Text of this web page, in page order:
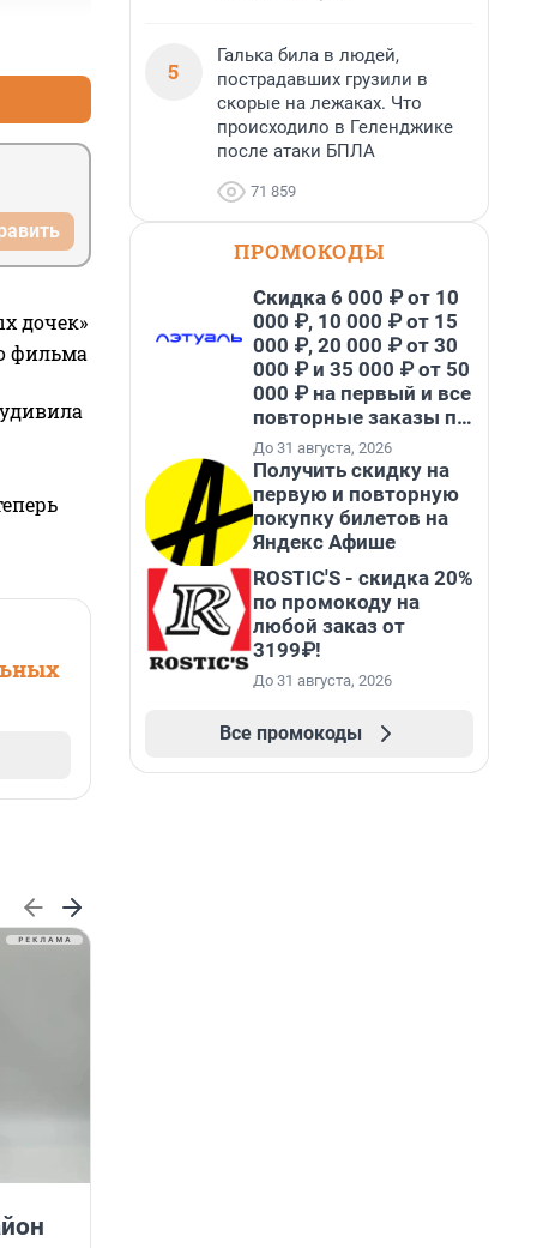
дочек»
фильма
5
Галька била в людей,
пострадавших грузили в
скорые на лежаках. Что
происходило в Геленджике
после атаки БПЛА
71 859
ПРОМОКОДЫ
Скидка 6 000 ₽ от 10
000 ₽, 10 000 ₽ от 15
000 ₽, 20 000 ₽ от 30
000 ₽ и 35 000 ₽ от 50
000 ₽ на первый и все
повторные заказы по
промокоду НАБЕРИ
До 31 августа, 2026
Получить скидку на
первую и повторную
покупку билетов на
Яндекс Афише
ROSTIC'S - скидка 20%
по промокоду на
любой заказ от
3199₽!
До 31 августа, 2026
Все промокоды